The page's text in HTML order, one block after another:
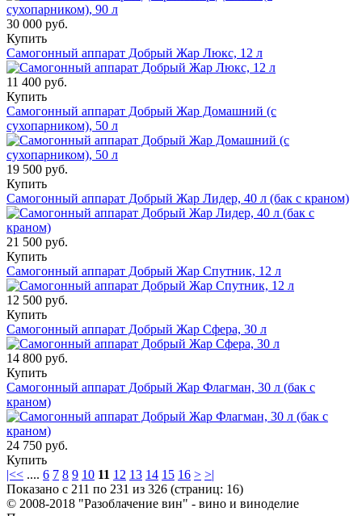
30 000 руб.
Купить
Самогонный аппарат Добрый Жар Люкс, 12 л
11 400 руб.
Купить
Самогонный аппарат Добрый Жар Домашний (с
сухопарником), 50 л
19 500 руб.
Купить
Самогонный аппарат Добрый Жар Лидер, 40 л (бак с краном)
21 500 руб.
Купить
Самогонный аппарат Добрый Жар Спутник, 12 л
12 500 руб.
Купить
Самогонный аппарат Добрый Жар Сфера, 30 л
14 800 руб.
Купить
Самогонный аппарат Добрый Жар Флагман, 30 л (бак с
краном)
24 750 руб.
Купить
|<< .... 6 7 8 9 10 11 12 13 14 15 16 > >|
Показано с 211 по 231 из 326 (страниц: 16)
© 2008-2018 "Разоблачение вин" - вино и виноделие